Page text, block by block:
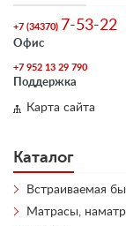
+7 (34370) 7-53-22
Офис
+7 952 13 29 790
Поддержка
Карта сайта
Каталог
Встраиваемая
Матрасы,